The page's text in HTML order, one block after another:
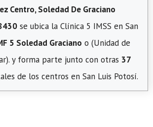
Centro, Soledad De Graciano
se ubica la Clínica 5 IMSS en San
5 Soledad Graciano o (Unidad de
y forma parte junto con otras 37
de los centros en San Luis Potosí.